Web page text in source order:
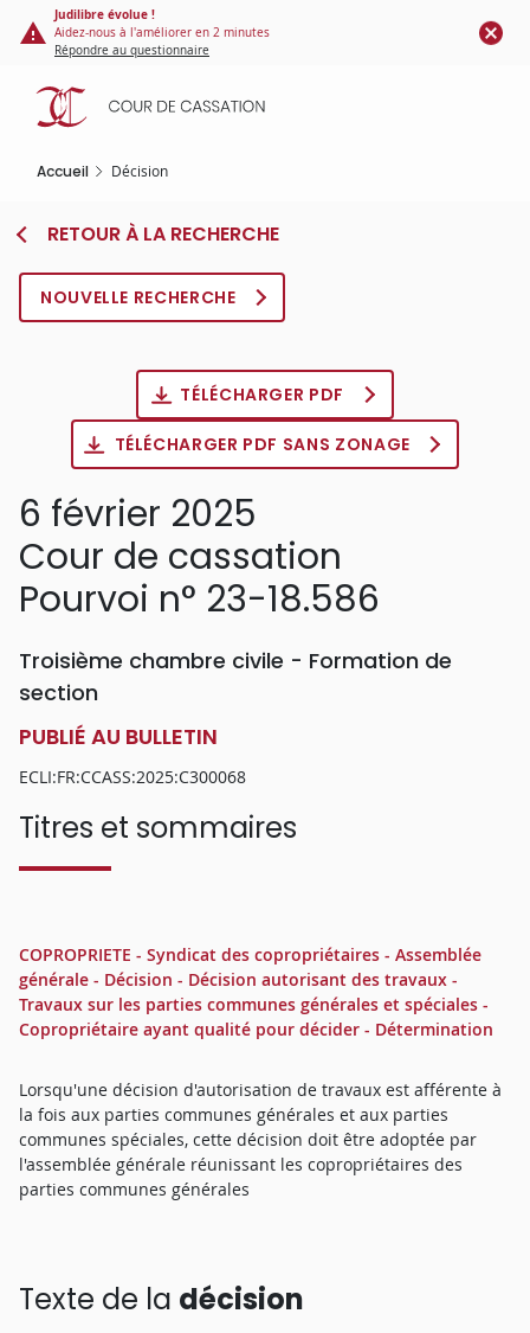
Panneau de gestion des cookies
contenu
principal
Judilibre évolue !
Aidez-nous à l'améliorer en 2 minutes
Répondre au questionnaire
Accueil Décision
RETOUR À LA RECHERCHE
NOUVELLE RECHERCHE
TÉLÉCHARGER PDF
TÉLÉCHARGER PDF SANS ZONAGE
6 février 2025
Cour de cassation
Pourvoi n° 23-18.586
Troisième chambre civile - Formation de
section
PUBLIÉ AU BULLETIN
ECLI:FR:CCASS:2025:C300068
Titres et sommaires
COPROPRIETE - Syndicat des copropriétaires - Assemblée
générale - Décision - Décision autorisant des travaux -
Travaux sur les parties communes générales et spéciales -
Copropriétaire ayant qualité pour décider - Détermination
Lorsqu'une décision d'autorisation de travaux est afférente à
la fois aux parties communes générales et aux parties
communes spéciales, cette décision doit être adoptée par
l'assemblée générale réunissant les copropriétaires des
parties communes générales
Texte de la décision